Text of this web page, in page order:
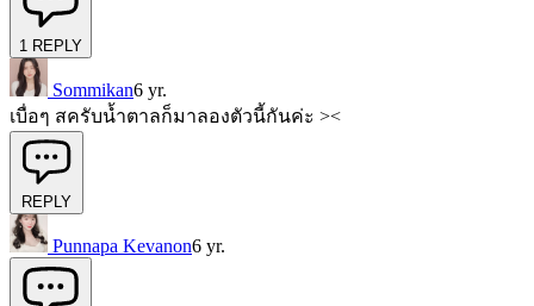
1 REPLY
Sommikan6 yr.
เบื่อๆ สครับน้ำตาลก็มาลองตัวนี้กันค่ะ ><
REPLY
Punnapa Kevanon6 yr.